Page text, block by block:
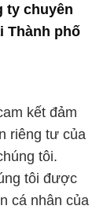
ty chuyên
Thành phố
kết đảm
riêng tư của
tôi.
tôi được
cá nhân của